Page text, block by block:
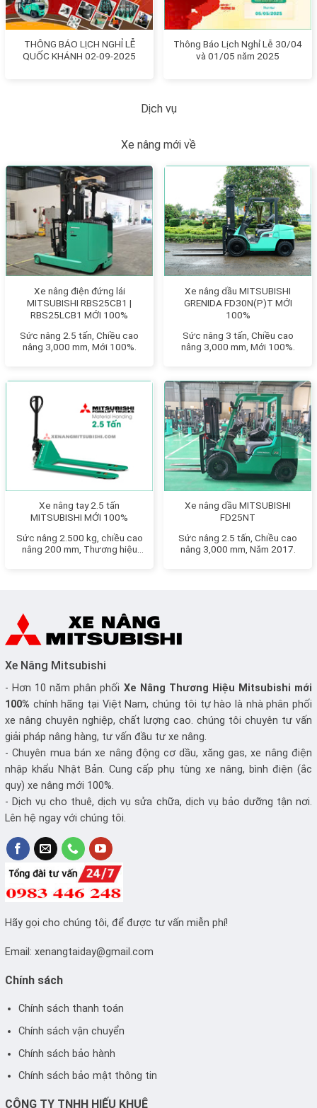
THÔNG BÁO LỊCH NGHỈ LỄ
QUỐC KHÁNH 02-09-2025
Thông Báo Lịch Nghỉ Lễ 30/04
và 01/05 năm 2025
Dịch vụ
Xe nâng mới về
Xe nâng điện đứng lái
MITSUBISHI RBS25CB1 |
RBS25LCB1 MỚI 100%
Sức nâng 2.5 tấn, Chiều cao
nâng 3,000 mm, Mới 100%.
Xe nâng dầu MITSUBISHI
GRENIDA FD30N(P)T MỚI
100%
Sức nâng 3 tấn, Chiều cao
nâng 3,000 mm, Mới 100%.
Xe nâng tay 2.5 tấn
MITSUBISHI MỚI 100%
Sức nâng 2.500 kg, chiều cao
nâng 200 mm, Thương hiệu
Xe nâng dầu MITSUBISHI
FD25NT
Sức nâng 2.5 tấn, Chiều cao
nâng 3,000 mm, Năm 2017.
Xe Nâng Mitsubishi
- Hơn 10 năm phân phối Xe Nâng Thương Hiệu Mitsubishi mới
100% chính hãng tại Việt Nam, chúng tôi tự hào là nhà phân phối
xe nâng chuyên nghiệp, chất lượng cao. chúng tôi chuyên tư vấn
giải pháp nâng hàng, tư vấn đầu tư xe nâng.
- Chuyên mua bán xe nâng động cơ dầu, xăng gas, xe nâng điện
nhập khẩu Nhật Bản. Cung cấp phụ tùng xe nâng, bình điện (ắc
quy) xe nâng mới 100%.
- Dịch vụ cho thuê, dịch vụ sửa chữa, dịch vụ bảo dưỡng tận nơi.
Lên hệ ngay với chúng tôi.
Hãy gọi cho chúng tôi, để được tư vấn miễn phí!
Email: xenangtaiday@gmail.com
Chính sách
Chính sách thanh toán
Chính sách vận chuyển
Chính sách bảo hành
Chính sách bảo mật thông tin
CÔNG TY TNHH HIẾU KHUÊ